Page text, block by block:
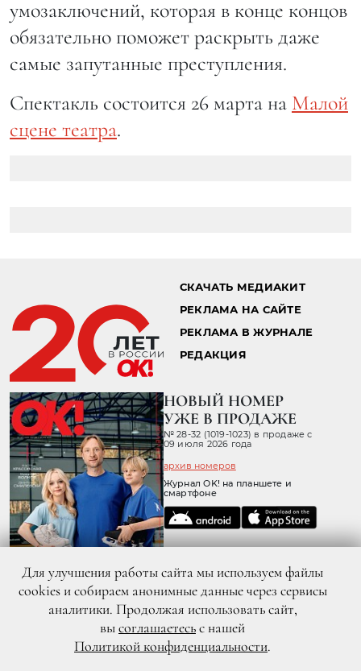
умозаключений, которая в конце концов
обязательно поможет раскрыть даже
самые запутанные преступления.
Спектакль состоится 26 марта на Малой
сцене театра.
СКАЧАТЬ МЕДИАКИТ
РЕКЛАМА НА САЙТЕ
РЕКЛАМА В ЖУРНАЛЕ
РЕДАКЦИЯ
НОВЫЙ НОМЕР
УЖЕ В ПРОДАЖЕ
№ 28-32 (1019-1023) в продаже с
09 июля 2026 года
архив номеров
Журнал OK! на планшете и
смартфоне
© 2026 ООО «ХИТ ТВ» Все права защищены. 16+
Для улучшения работы сайта мы используем файлы
cookies и собираем анонимные данные через сервисы
аналитики. Продолжая использовать сайт,
высоглашаетесьс нашей
Политикой конфиденциальности.